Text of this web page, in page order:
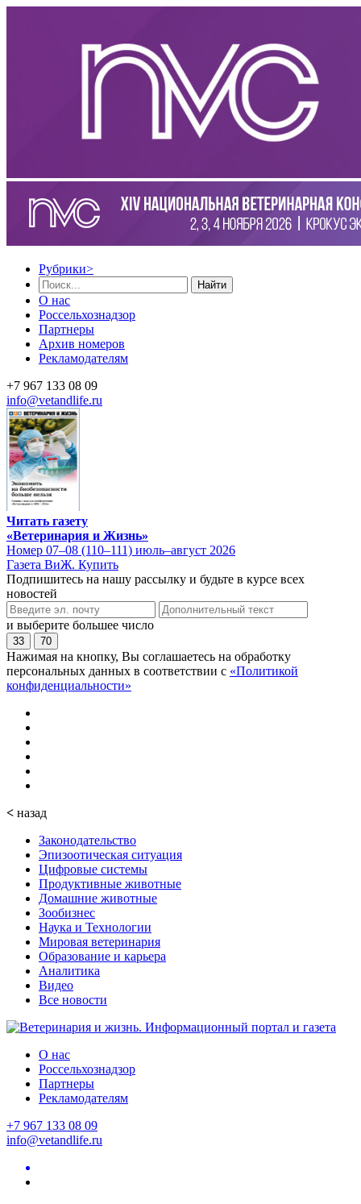
Рубрики>
Найти
О нас
Россельхознадзор
Партнеры
Архив номеров
Рекламодателям
+7 967 133 08 09
info@vetandlife.ru
Читать газету
«Ветеринария и Жизнь»
Номер 07–08 (110–111) июль–август 2026
Газета ВиЖ. Купить
Подпишитесь на нашу рассылку и будьте в курсе всех
новостей
и выберите большее число
33 70
Нажимая на кнопку, Вы соглашаетесь на обработку
персональных данных в соответствии с «Политикой
конфиденциальности»
< назад
Законодательство
Эпизоотическая ситуация
Цифровые системы
Продуктивные животные
Домашние животные
Зообизнес
Наука и Технологии
Мировая ветеринария
Образование и карьера
Аналитика
Видео
Все новости
О нас
Россельхознадзор
Партнеры
Рекламодателям
+7 967 133 08 09
info@vetandlife.ru